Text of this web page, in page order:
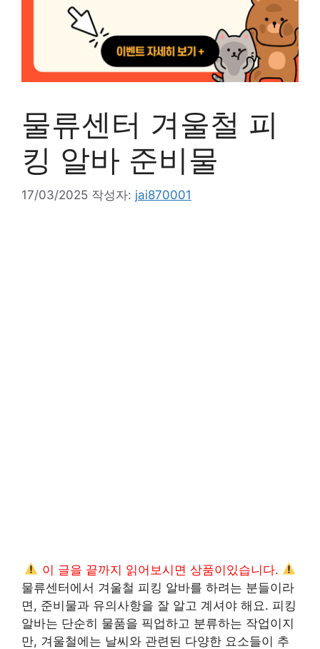
물류센터 겨울철 피
킹 알바 준비물
17/03/2025 작성자: jai870001
이 글을 끝까지 읽어보시면 상품이있습니다.
물류센터에서 겨울철 피킹 알바를 하려는 분들이라
면, 준비물과 유의사항을 잘 알고 계셔야 해요. 피킹
알바는 단순히 물품을 픽업하고 분류하는 작업이지
만, 겨울철에는 날씨와 관련된 다양한 요소들이 추